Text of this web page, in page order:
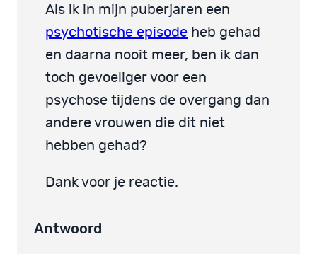
Als ik in mijn puberjaren een
psychotische episode heb gehad
en daarna nooit meer, ben ik dan
toch gevoeliger voor een
psychose tijdens de overgang dan
andere vrouwen die dit niet
hebben gehad?
Dank voor je reactie.
Antwoord